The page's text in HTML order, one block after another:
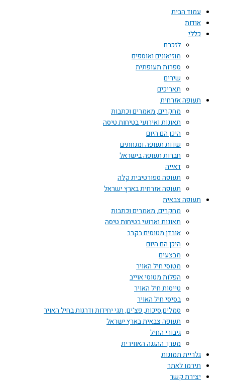
עמוד הבית
אודות
כללי
לזכרם
מוזיאונים ואוספים
ספרות תעופתית
שירים
תאריכים
תעופה אזרחית
מחקרים, מאמרים וכתבות
תאונות ואירועי בטיחות טיסה
היכן הם היום
שדות תעופה ומנחתים
חברות תעופה בישראל
דאייה
תעופה ספורטיבית קלה
תעופה אזרחית בארץ ישראל
תעופה צבאית
מחקרים, מאמרים וכתבות
תאונות וארועי בטיחות טיסה
אובדן מטוסים בקרב
היכן הם היום
מבצעים
מטוסי חיל האויר
הפלות מטוסי אוייב
טייסות חיל האויר
בסיסי חיל האויר
סמלים,סיכות, פצ'ים, תגי יחידות ודרגות בחיל האויר
תעופה צבאית בארץ ישראל
גיבורי החיל
מערך ההגנה האווירית
גלריית תמונות
תירמו לאתר
יצירת קשר